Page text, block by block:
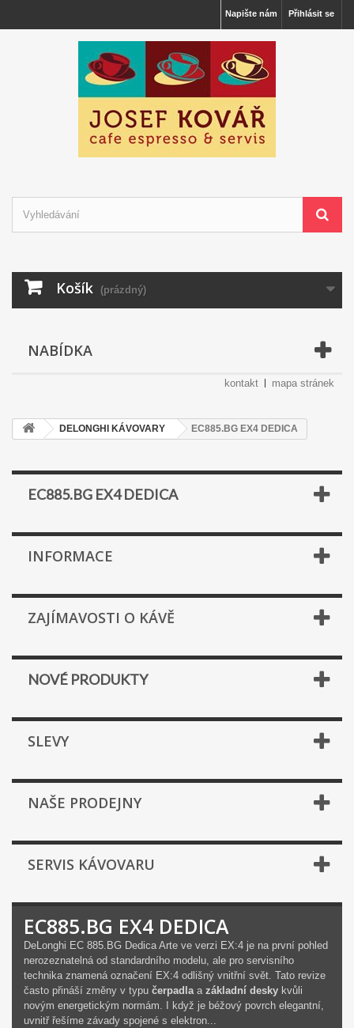
Přihlásit se
Napište nám
Košík (prázdný)
NABÍDKA
kontakt mapa stránek
DELONGHI KÁVOVARY EC885.BG EX4 DEDICA
EC885.BG EX4 DEDICA
INFORMACE
ZAJÍMAVOSTI O KÁVĚ
NOVÉ PRODUKTY
SLEVY
NAŠE PRODEJNY
SERVIS KÁVOVARU
EC885.BG EX4 DEDICA
DeLonghi EC 885.BG Dedica Arte ve verzi EX:4 je na první pohled
nerozeznatelná od standardního modelu, ale pro servisního
technika znamená označení EX:4 odlišný vnitřní svět. Tato revize
často přináší změny v typu čerpadlaa základní desky kvůli
novým energetickým normám. I když je béžový povrch elegantní,
uvnitř řešíme závady spojené s elektron...